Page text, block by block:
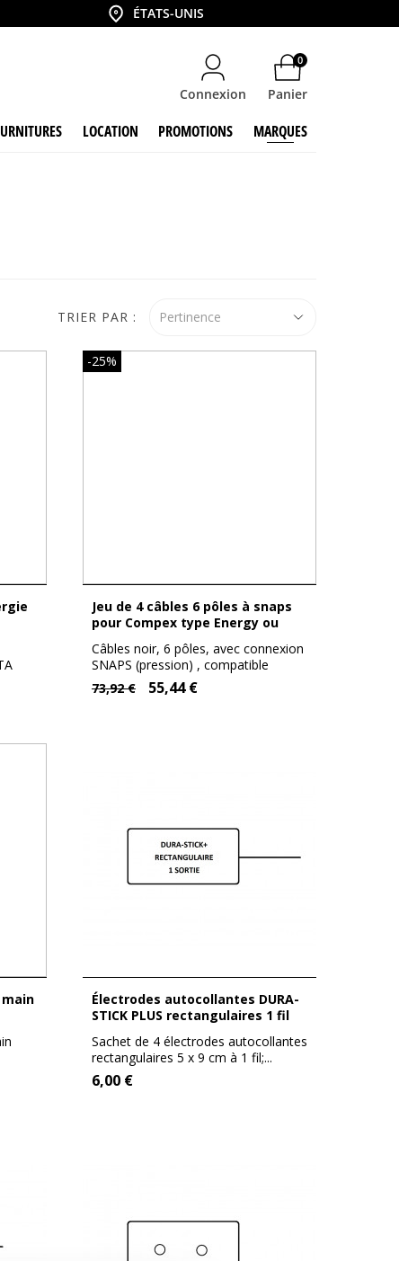
CountryÉTATS-UNIS
Connexion Panier
0
LOCATION PROMOTIONS MARQUES
TRIER PAR : Pertinence
-25%
Jeu de 4 câbles 6 pôles à snaps
pour Compex type Energy ou
Câbles noir, 6 pôles, avec connexion
SNAPS (pression) , compatible
Compex...
73,92 € 55,44 €
Électrodes autocollantes DURA-
STICK PLUS rectangulaires 1 fil
Sachet de 4 électrodes autocollantes
rectangulaires 5 x 9 cm à 1 fil;...
6,00 €